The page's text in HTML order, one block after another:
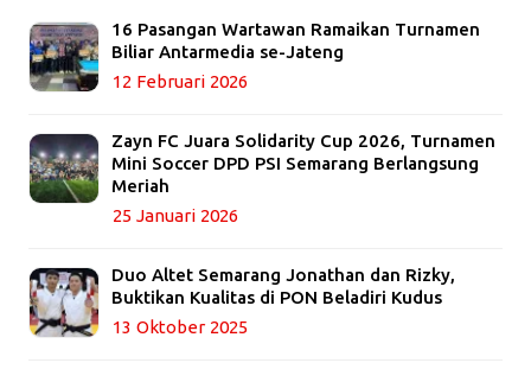
16 Pasangan Wartawan Ramaikan Turnamen
Biliar Antarmedia se-Jateng
12 Februari 2026
Zayn FC Juara Solidarity Cup 2026, Turnamen
Mini Soccer DPD PSI Semarang Berlangsung
Meriah
25 Januari 2026
Duo Altet Semarang Jonathan dan Rizky,
Buktikan Kualitas di PON Beladiri Kudus
13 Oktober 2025